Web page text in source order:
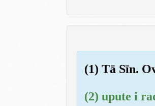
(1) Tā Sīn.
(2) upute i